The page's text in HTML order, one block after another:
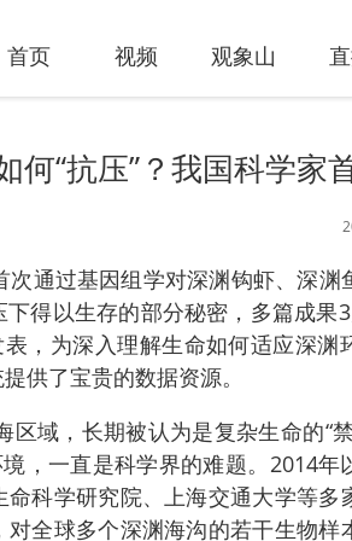
首页 视频 观象山
何“抗压”？我国科学家
通过基因组学对深渊钩虾、深渊
得以生存的部分秘密，多篇成果
，为深入理解生命如何适应深渊
供了宝贵的数据资源。
域，长期被认为是复杂生命的“
，一直是科学界的难题。2014年
科学研究院、上海交通大学等多
全球多个深渊海沟的若干生物样